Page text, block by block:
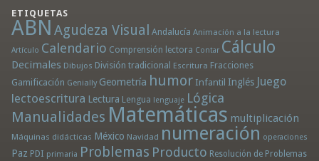
ETIQUETAS
ABN Agudeza Visual Andalucía Animación a la lectura
Artículo Calendario Comprensión lectora Contar Cálculo
Decimales Dibujos División tradicional Escritura Fracciones
Gamificación Genially Geometría humor Infantil Inglés Juego
lectoescritura Lectura Lengua lenguaje Lógica
Manualidades Matemáticas multiplicación
Máquinas didácticas México Navidad numeración operaciones
Paz PDI primaria Problemas Producto Resolución de Problemas